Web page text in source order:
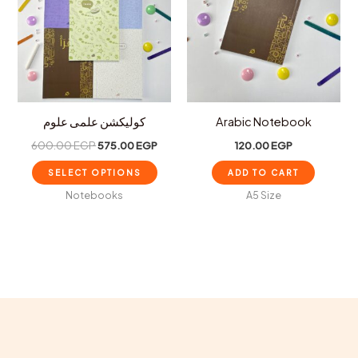
كوليكشن علمى علوم
600.00EGP575.00EGP
SELECT OPTIONS
multiple
variants.
The
may
chosen
on
Notebooks
Arabic Notebook
120.00EGP
ADD TO CART
A5 Size